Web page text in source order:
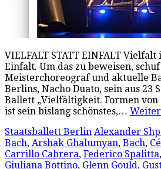
VIELFALT STATT EINFALT
Einfalt. Um das zu beweisen,
Meisterchoreograf und aktuelle
Berlins, Nacho Duato, sein aus 23
Ballett „Vielfältigkeit. Formen von
ist sein bislang schönstes,…
Staatsballett Berlin Alexander
Bach, Arshak Ghalumyan, Bach,
Carrillo Cabrera, Federico Spalitta,
Giuliana Bottino, Glenn Gould,